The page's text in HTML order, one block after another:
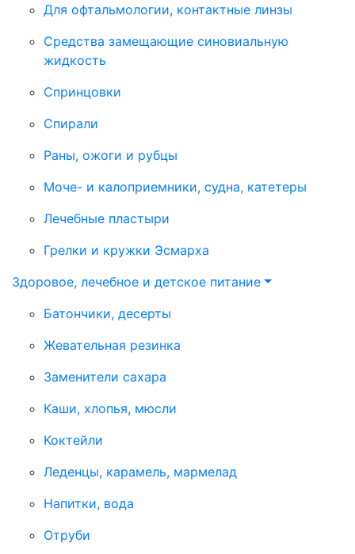
Для офтальмологии, контактные линзы
Средства замещающие синовиальную
жидкость
Спринцовки
Спирали
Раны, ожоги и рубцы
Моче- и калоприемники, судна, катетеры
Лечебные пластыри
Грелки и кружки Эсмарха
Здоровое, лечебное и детское питание
Батончики, десерты
Жевательная резинка
Заменители сахара
Каши, хлопья, мюсли
Коктейли
Леденцы, карамель, мармелад
Напитки, вода
Отруби